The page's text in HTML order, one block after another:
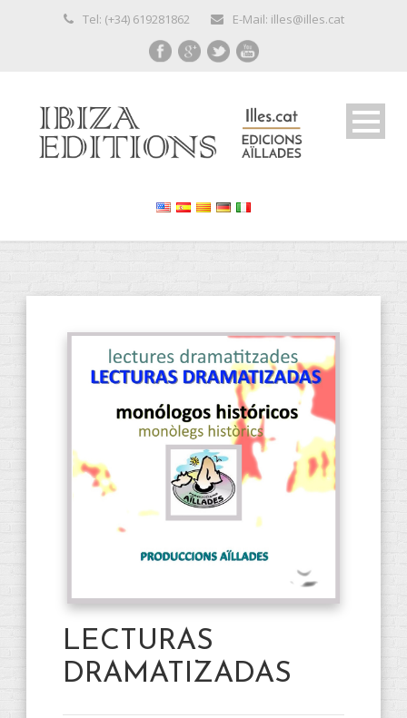
Tel: (+34) 619281862 E-Mail: illes@illes.cat
LECTURAS
DRAMATIZADAS